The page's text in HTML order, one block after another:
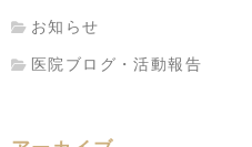
お知らせ
医院ブログ・活動報告